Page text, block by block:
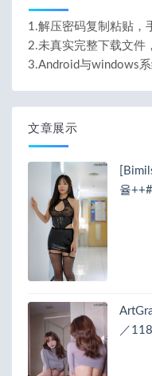
1.解压密码复制粘贴，
2.未真实完整下载文件
3.Android与windows
文章展示
율++#
／